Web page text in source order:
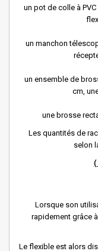
un pot de colle à
un manchon
un ensemble de
cm,
une brosse
Les quantités de
selon
(
Lorsque son
rapidement grâce
Le flexible est alors